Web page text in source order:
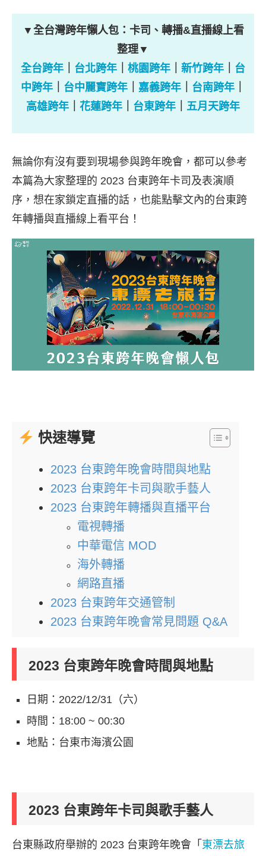
▼全台灣跨年懶人包：卡司、轉播&直播線上看
整理▼
全台跨年
台北跨年 桃園跨年 新竹跨年
台
中跨年
台中麗寶跨年 嘉義跨年 台南跨年
高雄跨年
花蓮跨年 台東跨年 五月天跨年
無論你有沒有要到現場參與跨年晚會，都可以參考
本篇為大家整理的 2023 台東跨年卡司及表演順
序，想在家鎖定直播的話，也能點擊文內的台東跨
年轉播與直播線上看平台！
快速導覽
2023 台東跨年晚會時間與地點
2023 台東跨年卡司與歌手藝人
2023 台東跨年轉播與直播平台
電視轉播
中華電信 MOD
海外轉播
網路直播
2023 台東跨年交通管制
2023 台東跨年晚會常見問題 Q&A
2023 台東跨年晚會時間與地點
日期：2022/12/31（六）
時間：18:00 ~ 00:30
地點：台東市海濱公園
2023 台東跨年卡司與歌手藝人
台東縣政府舉辦的 2023 台東跨年晚會「 東漂去旅